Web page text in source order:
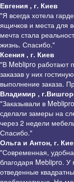
Евгения , г. Киев
"Я всегда хотела
ящичков и места для
мечта стала
жизнь. Спасибо."
Ксения , г. Киев
"В Meblipro работают
заказав у них
выполнение заказа.
Владимир ,
"Заказывали в
сделали замеры на
через 2 недели
Спасибо."
Ольга и Антон, г.
"Современная,
благодаря Meblipro. У
отведенные